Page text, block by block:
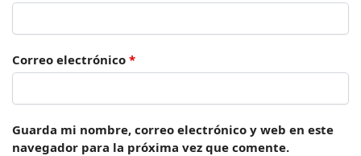
Correo electrónico *
Guarda mi nombre, correo electrónico y web en este
navegador para la próxima vez que comente.